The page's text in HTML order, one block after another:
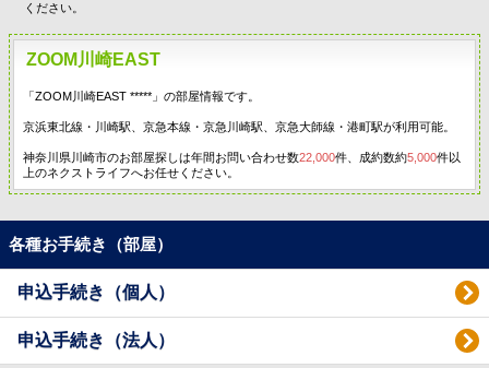
ください。
ZOOM川崎EAST
「ZOOM川崎EAST *****」の部屋情報です。
京浜東北線・川崎駅、京急本線・京急川崎駅、京急大師線・港町駅が利用可能。
神奈川県川崎市のお部屋探しは年間お問い合わせ数22,000件、成約数約5,000件以
上のネクストライフへお任せください。
各種お手続き（部屋）
申込手続き（個人）
申込手続き（法人）